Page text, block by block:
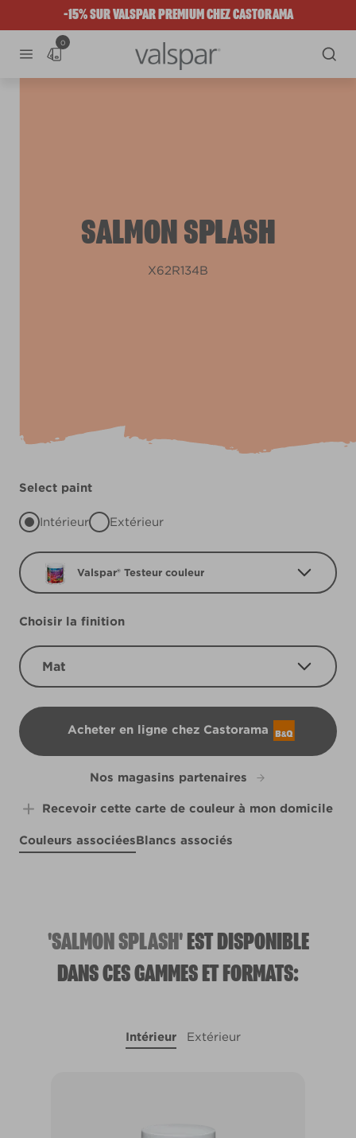
-15% SUR VALSPAR PREMIUM CHEZ CASTORAMA
0
SALMON SPLASH
X62R134B
Select paint
Intérieur Extérieur
Valspar® Testeur couleur
Choisir la finition
Mat
Acheter en ligne chez Castorama
B&Q
Nos magasins partenaires
Recevoir cette carte de couleur à mon domicile
Couleurs associéesBlancs associés
'SALMON SPLASH'EST DISPONIBLE
DANS CES GAMMES ET FORMATS:
Intérieur Extérieur